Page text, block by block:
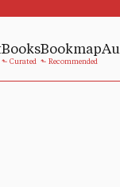
BooksBookmap